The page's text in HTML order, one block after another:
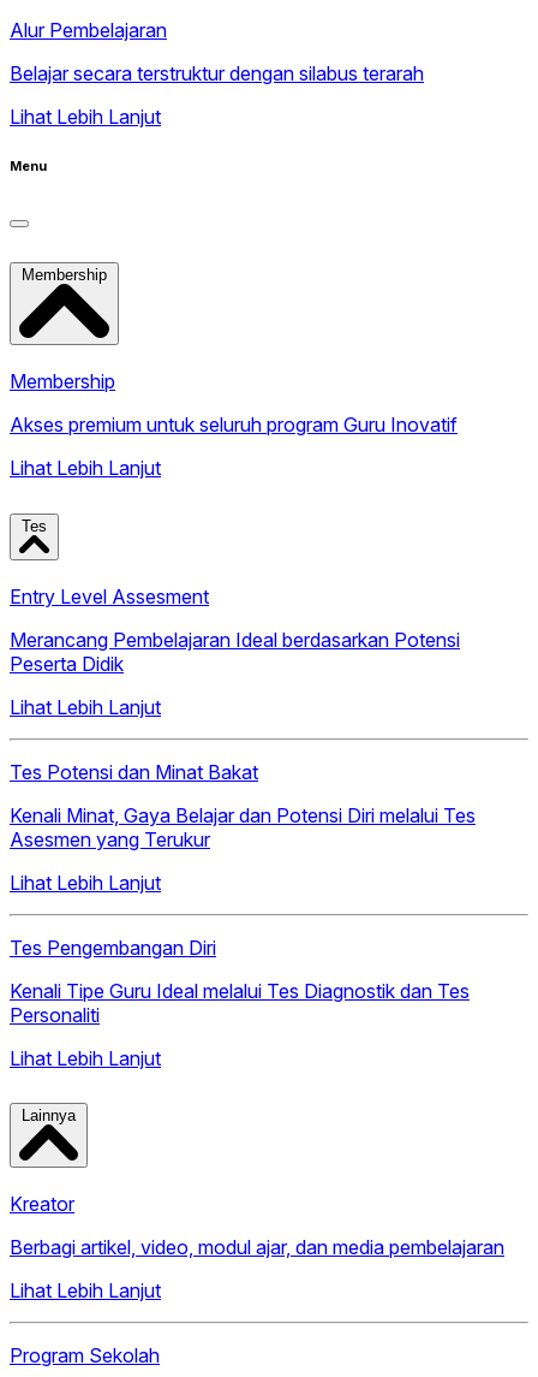
Alur Pembelajaran
Belajar secara terstruktur dengan silabus terarah
Lihat Lebih Lanjut
Menu
Membership
Membership
Akses premium untuk seluruh program Guru Inovatif
Lihat Lebih Lanjut
Tes
Entry Level Assesment
Merancang Pembelajaran Ideal berdasarkan Potensi
Peserta Didik
Lihat Lebih Lanjut
Tes Potensi dan Minat Bakat
Kenali Minat, Gaya Belajar dan Potensi Diri melalui Tes
Asesmen yang Terukur
Lihat Lebih Lanjut
Tes Pengembangan Diri
Kenali Tipe Guru Ideal melalui Tes Diagnostik dan Tes
Personaliti
Lihat Lebih Lanjut
Lainnya
Kreator
Berbagi artikel, video, modul ajar, dan media pembelajaran
Lihat Lebih Lanjut
Program Sekolah